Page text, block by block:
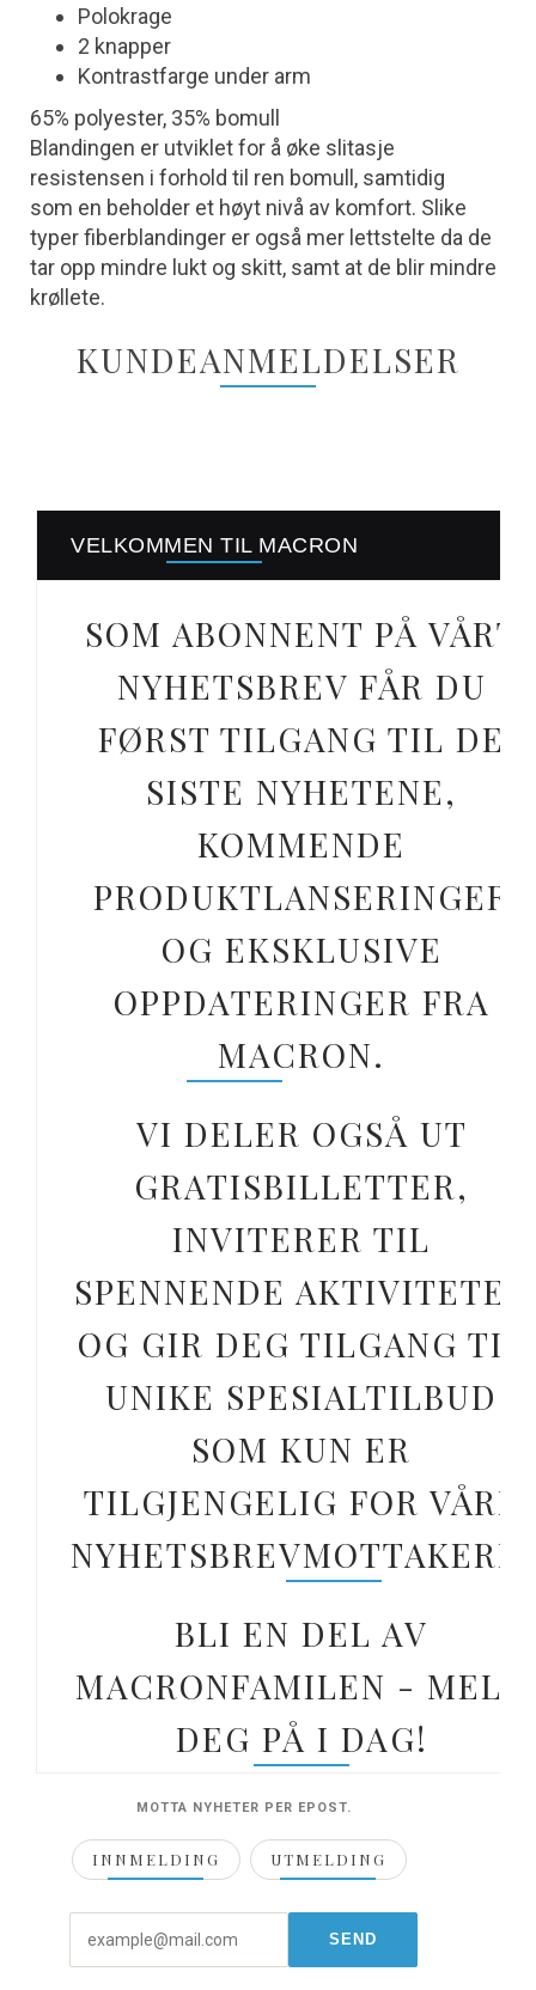
Polokrage
2 knapper
Kontrastfarge under arm
65% polyester, 35% bomull
Blandingen er utviklet for å øke slitasje
resistensen i forhold til ren bomull, samtidig
som en beholder et høyt nivå av komfort. Slike
typer fiberblandinger er også mer lettstelte da de
tar opp mindre lukt og skitt, samt at de blir mindre
krøllete.
KUNDEANMELDELSER
VELKOMMEN TIL MACRON
SOM ABONNENT PÅ VÅRT
NYHETSBREV FÅR DU
FØRST TILGANG TIL DE
SISTE NYHETENE,
KOMMENDE
PRODUKTLANSERINGER
OG EKSKLUSIVE
OPPDATERINGER FRA
MACRON.
VI DELER OGSÅ UT
GRATISBILLETTER,
INVITERER TIL
SPENNENDE AKTIVITETER
OG GIR DEG TILGANG TIL
UNIKE SPESIALTILBUD
SOM KUN ER
TILGJENGELIG FOR VÅRE
NYHETSBREVMOTTAKERE.
BLI EN DEL AV
MACRONFAMILEN - MELD
DEG PÅ I DAG!
MOTTA NYHETER PER EPOST.
INNMELDING UTMELDING